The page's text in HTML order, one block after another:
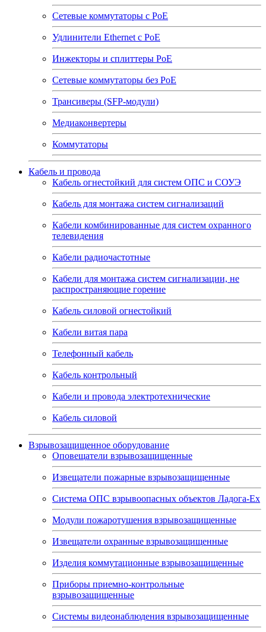
Сетевые коммутаторы с РоЕ
Удлинители Ethernet с PoE
Инжекторы и сплиттеры РоЕ
Сетевые коммутаторы без РоЕ
Трансиверы (SFP-модули)
Медиаконвертеры
Коммутаторы
Кабель и провода
Кабель огнестойкий для систем ОПС и СОУЭ
Кабель для монтажа систем сигнализаций
Кабели комбинированные для систем охранного
телевидения
Кабели радиочастотные
Кабели для монтажа систем сигнализации, не
распространяющие горение
Кабель силовой огнестойкий
Кабели витая пара
Телефонный кабель
Кабель контрольный
Кабели и провода электротехнические
Кабель силовой
Взрывозащищенное оборудование
Оповещатели взрывозащищенные
Извещатели пожарные взрывозащищенные
Система ОПС взрывоопасных объектов Ладога-Ex
Модули пожаротушения взрывозащищенные
Извещатели охранные взрывозащищенные
Изделия коммутационные взрывозащищенные
Приборы приемно-контрольные
взрывозащищенные
Системы видеонаблюдения взрывозащищенные